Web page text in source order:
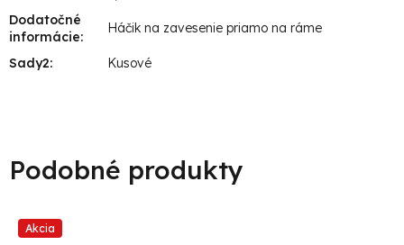
Dodatočné
informácie:
Háčik na zavesenie priamo na ráme
Sady2: Kusové
Akcia